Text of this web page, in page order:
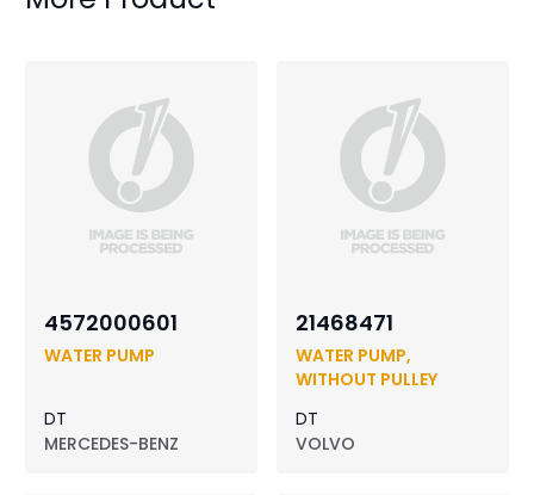
4572000601
WATER PUMP
DT
MERCEDES-BENZ
21468471
WATER PUMP,
WITHOUT PULLEY
DT
VOLVO